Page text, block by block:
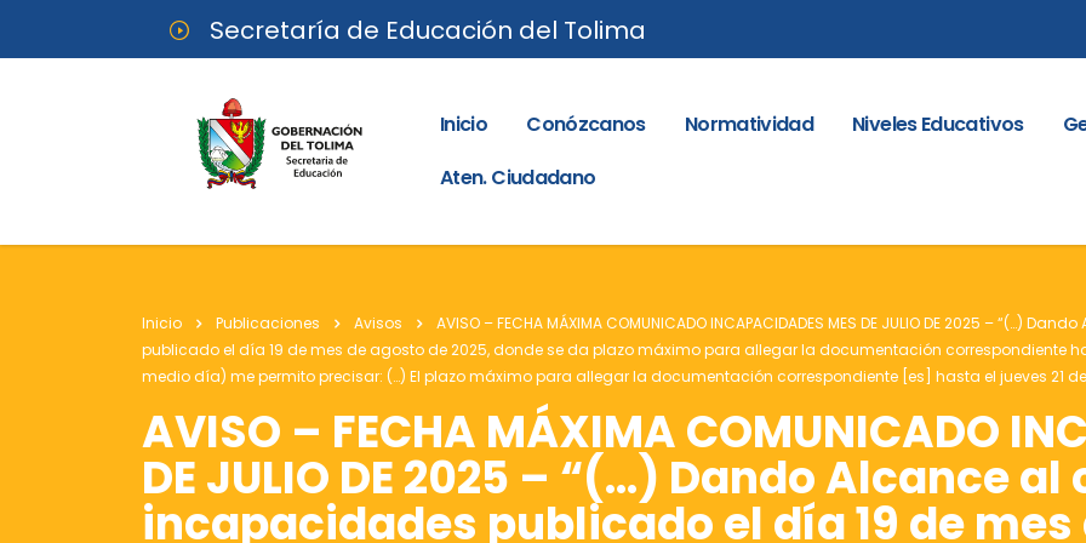
Secretaría de Educación del Tolima
Inicio Conózcanos Normatividad Niveles Educativos
Aten. Ciudadano
Inicio Publicaciones Avisos
AVISO – FECHA MÁXIMA COMUNICADO INCAPACIDADES MES DE JULIO DE 2025 – “(…)
publicado el día 19 de mes de agosto de 2025, donde se da plazo máximo para allegar la documentación correspondiente
medio día) me permito precisar: (…) El plazo máximo para allegar la documentación correspondiente [es] hasta el jueves 21
AVISO – FECHA MÁXIMA COMUNICADO
DE JULIO DE 2025 – “(…) Dando Alcance
incapacidades publicado el día 19 de